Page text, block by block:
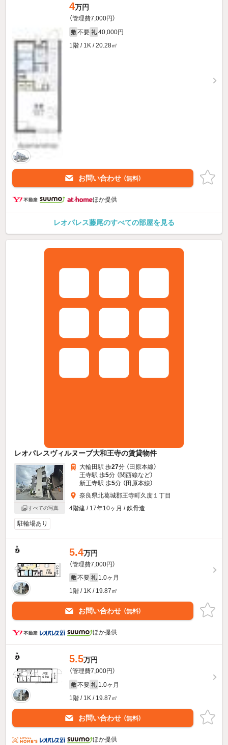
4万円
（管理費7,000円）
敷 不要 礼 40,000円
1階 / 1K / 20.28㎡
お問い合わせ （無料）
ほか提供
レオパレス藤尾のすべての部屋を見る
レオパレスヴィルヌーブ大和王寺の賃貸物件
すべての写真
大輪田駅 歩27分 （田原本線）
王寺駅 歩5分 （関西線など）
新王寺駅 歩5分 （田原本線）
奈良県北葛城郡王寺町久度１丁目
4階建 / 17年10ヶ月 / 鉄骨造
駐輪場あり
5.4万円
（管理費7,000円）
敷 不要 礼 1.0ヶ月
1階 / 1K / 19.87㎡
お問い合わせ （無料）
ほか提供
5.5万円
（管理費7,000円）
敷 不要 礼 1.0ヶ月
1階 / 1K / 19.87㎡
お問い合わせ （無料）
ほか提供